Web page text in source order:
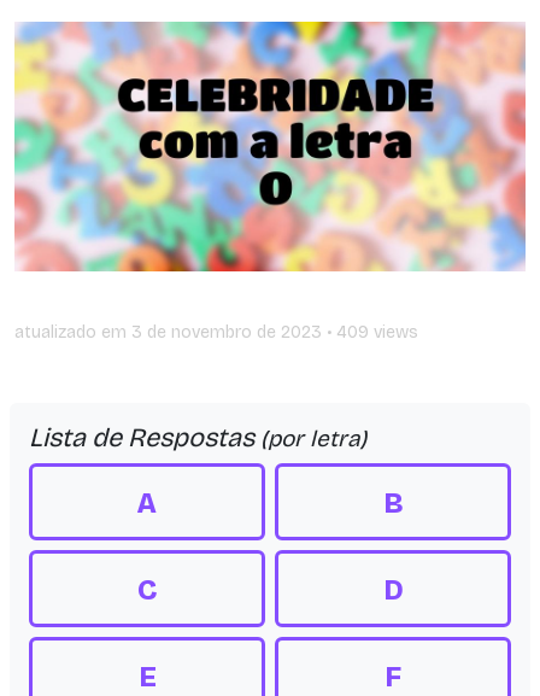
atualizado em 3 de novembro de 2023 • 409 views
Lista de Respostas (por letra)
A B
C D
E F